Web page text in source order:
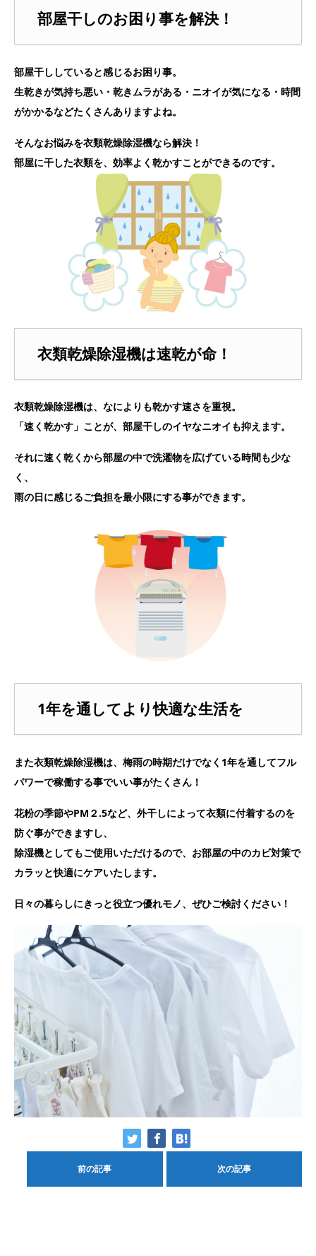
部屋干しのお困り事を解決！
部屋干ししていると感じるお困り事。
生乾きが気持ち悪い・乾きムラがある・ニオイが気になる・時間
がかかるなどたくさんありますよね。
そんなお悩みを衣類乾燥除湿機なら解決！
部屋に干した衣類を、効率よく乾かすことができるのです。
衣類乾燥除湿機は速乾が命！
衣類乾燥除湿機は、なによりも乾かす速さを重視。
「速く乾かす」ことが、部屋干しのイヤなニオイも抑えます。
それに速く乾くから部屋の中で洗濯物を広げている時間も少な
く、
雨の日に感じるご負担を最小限にする事ができます。
1年を通してより快適な生活を
また衣類乾燥除湿機は、梅雨の時期だけでなく1年を通してフル
パワーで稼働する事でいい事がたくさん！
花粉の季節やPM２.5など、外干しによって衣類に付着するのを
防ぐ事ができますし、
除湿機としてもご使用いただけるので、お部屋の中のカビ対策で
カラッと快適にケアいたします。
日々の暮らしにきっと役立つ優れモノ、ぜひご検討ください！
前の記事 次の記事